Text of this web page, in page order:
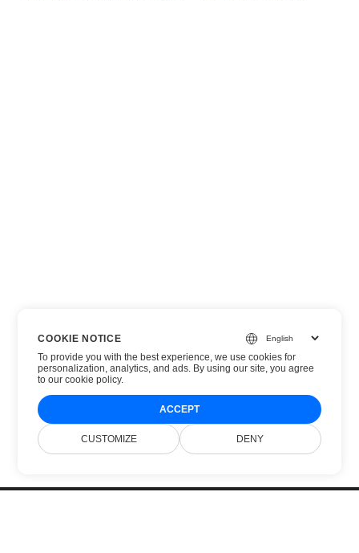
COOKIE NOTICE
To provide you with the best experience, we use cookies for
personalization, analytics, and ads. By using our site, you agree
toour cookie policy.
ACCEPT
CUSTOMIZE DENY